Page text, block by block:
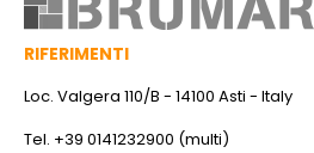
RIFERIMENTI
Loc. Valgera 110/B - 14100 Asti - Italy
Tel. +39 0141232900 (multi)